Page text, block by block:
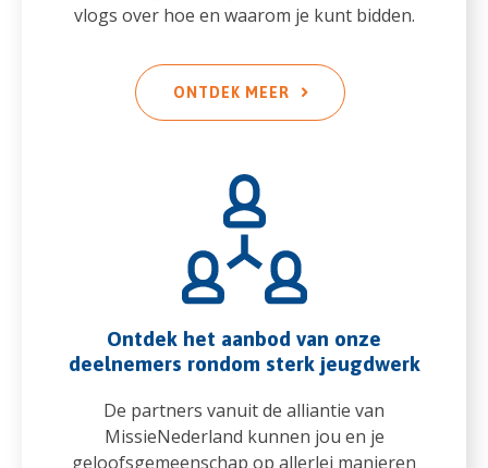
vlogs over hoe en waarom je kunt bidden.
ONTDEK MEER
Ontdek het aanbod van onze
deelnemers rondom sterk jeugdwerk
De partners vanuit de alliantie van
MissieNederland kunnen jou en je
geloofsgemeenschap op allerlei manieren